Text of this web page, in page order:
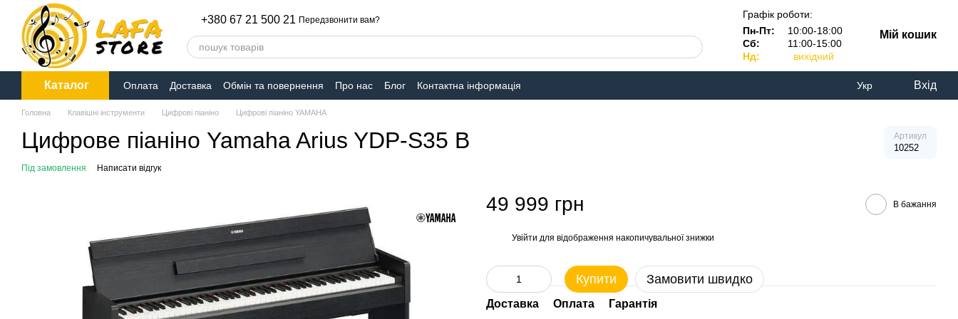
Перейти до основного контенту
+380 67 21 500 21 Передзвонити вам?
Графік роботи:
Пн-Пт:
10:00-18:00
Сб:
11:00-15:00
Нд:
вихідний
Мій кошик
Каталог Оплата Доставка Обмін та повернення Про нас Блог Контактна інформація Укр Вхід
Головна Клавішні інструменти Цифрові піаніно Цифрові піаніно YAMAHA
Цифрове піаніно Yamaha Arius YDP-S35 B Артикул
10252
Під замовлення Написати відгук
49 999 грн В бажання
Увійти для відображення накопичувальної знижки
Купити Замовити швидко
Доставка Оплата Гарантія